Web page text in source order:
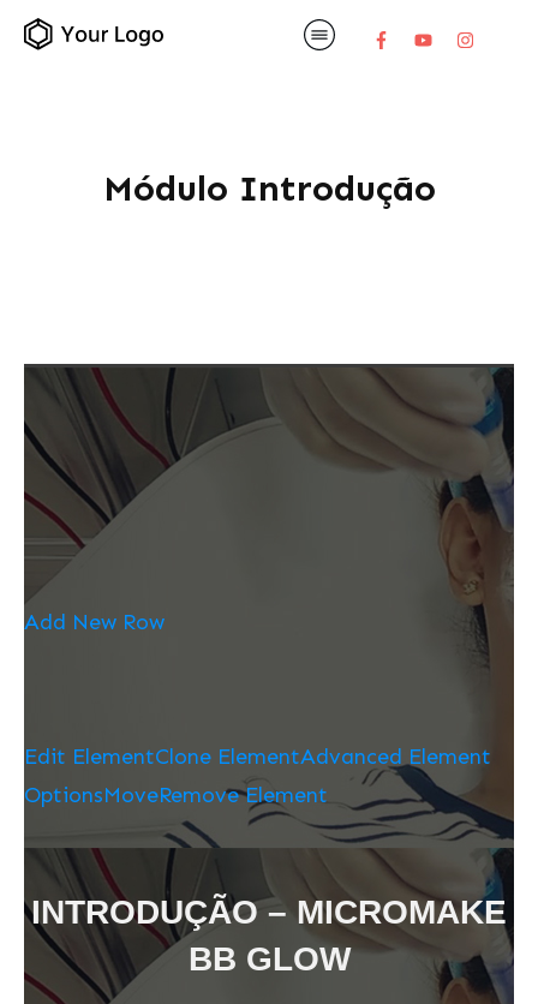
Módulo Introdução
Add New Row
Edit ElementClone ElementAdvanced Element
OptionsMoveRemove Element
INTRODUÇÃO – MICROMAKE
BB GLOW